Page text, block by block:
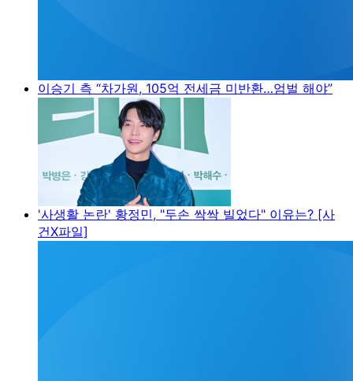
이승기 측 “차가원, 105억 전세금 미반환…엄벌 해야”
'사생활 논란' 황정민, "두손 싹싹 빌었다" 이유는? [사
건X파일]